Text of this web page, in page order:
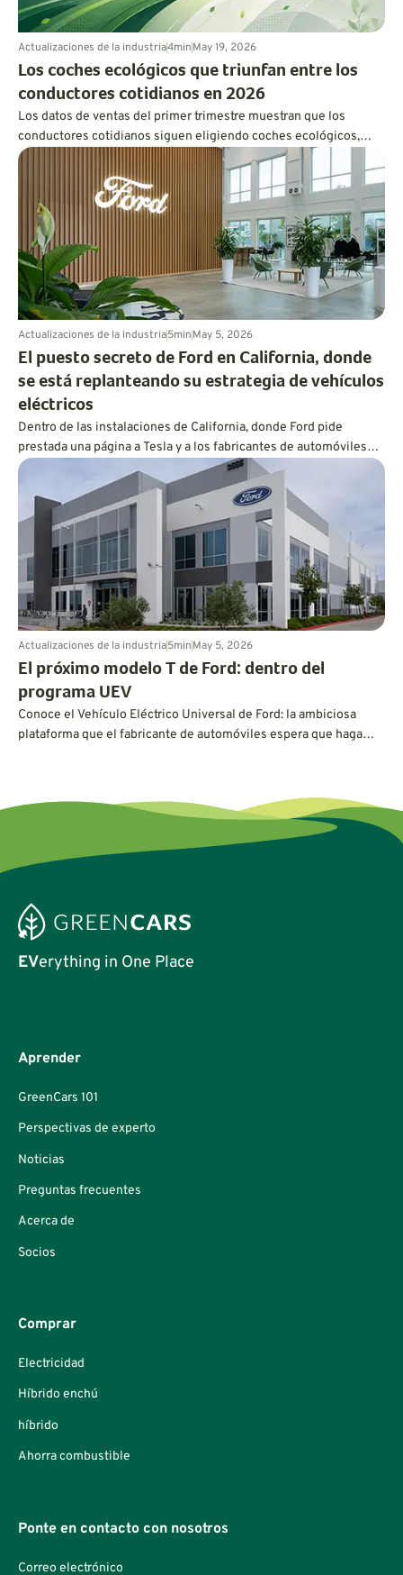
Actualizaciones de la industria4minMay 19, 2026
Los coches ecológicos que triunfan entre los
conductores cotidianos en 2026
Los datos de ventas del primer trimestre muestran que los
conductores cotidianos siguen eligiendo coches ecológicos,
pero la practicidad, la asequibilidad y la flexibilidad de los
híbridos están ganando terreno a la exageración.
Actualizaciones de la industria5minMay 5, 2026
El puesto secreto de Ford en California, donde
se está replanteando su estrategia de vehículos
eléctricos
Dentro de las instalaciones de California, donde Ford pide
prestada una página a Tesla y a los fabricantes de automóviles
chinos para construir sus vehículos eléctricos de forma más
rápida y económica.
Actualizaciones de la industria5minMay 5, 2026
El próximo modelo T de Ford: dentro del
programa UEV
Conoce el Vehículo Eléctrico Universal de Ford: la ambiciosa
plataforma que el fabricante de automóviles espera que haga
EVerything in One Place
Aprender
GreenCars 101
Perspectivas de experto
Noticias
Preguntas frecuentes
Acerca de
Socios
Comprar
Electricidad
Híbrido enchú
híbrido
Ahorra combustible
Ponte en contacto con nosotros
Correo electrónico